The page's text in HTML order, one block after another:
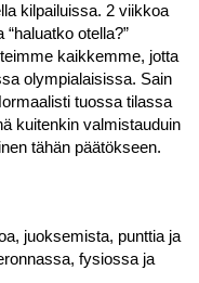
kilpailuissa. 2 viikkoa
otella?”
kaikkemme, jotta
olympialaisissa. Sain
tuossa tilassa
kuitenkin valmistauduin
tähän päätökseen.
juoksemista, punttia ja
fysiossa ja